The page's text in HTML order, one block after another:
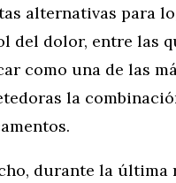
alternativas para
del dolor, entre las
como una de las
la
durante la última